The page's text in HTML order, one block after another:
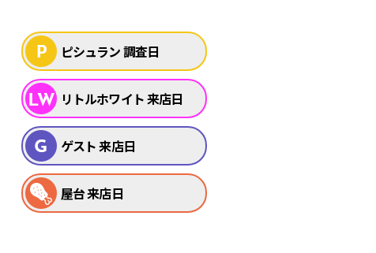
ピシュラン 調査日
リトルホワイト 来店日
ゲスト 来店日
屋台 来店日